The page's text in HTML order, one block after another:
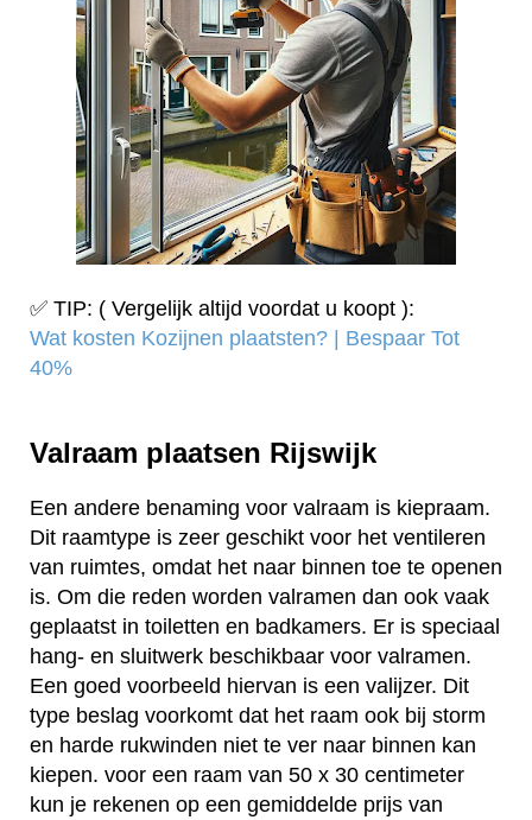
✅ TIP: ( Vergelijk altijd voordat u koopt ):
Wat kosten Kozijnen plaatsten? | Bespaar Tot
40%‎
Valraam plaatsen Rijswijk
Een andere benaming voor valraam is kiepraam.
Dit raamtype is zeer geschikt voor het ventileren
van ruimtes, omdat het naar binnen toe te openen
is. Om die reden worden valramen dan ook vaak
geplaatst in toiletten en badkamers. Er is speciaal
hang- en sluitwerk beschikbaar voor valramen.
Een goed voorbeeld hiervan is een valijzer. Dit
type beslag voorkomt dat het raam ook bij storm
en harde rukwinden niet te ver naar binnen kan
kiepen. voor een raam van 50 x 30 centimeter
kun je rekenen op een gemiddelde prijs van